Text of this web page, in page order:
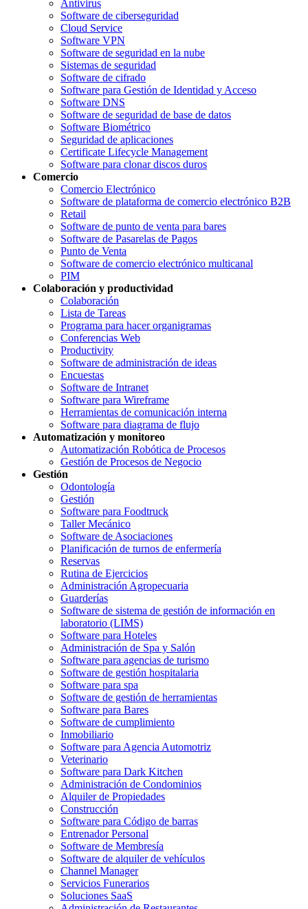
Antivirus
Software de ciberseguridad
Cloud Service
Software VPN
Software de seguridad en la nube
Sistemas de seguridad
Software de cifrado
Software para Gestión de Identidad y Acceso
Software DNS
Software de seguridad de base de datos
Software Biométrico
Seguridad de aplicaciones
Certificate Lifecycle Management
Software para clonar discos duros
Comercio
Comercio Electrónico
Software de plataforma de comercio electrónico B2B
Retail
Software de punto de venta para bares
Software de Pasarelas de Pagos
Punto de Venta
Software de comercio electrónico multicanal
PIM
Colaboración y productividad
Colaboración
Lista de Tareas
Programa para hacer organigramas
Conferencias Web
Productivity
Software de administración de ideas
Encuestas
Software de Intranet
Software para Wireframe
Herramientas de comunicación interna
Software para diagrama de flujo
Automatización y monitoreo
Automatización Robótica de Procesos
Gestión de Procesos de Negocio
Gestión
Odontología
Gestión
Software para Foodtruck
Taller Mecánico
Software de Asociaciones
Planificación de turnos de enfermería
Reservas
Rutina de Ejercicios
Administración Agropecuaria
Guarderías
Software de sistema de gestión de información en
laboratorio (LIMS)
Software para Hoteles
Administración de Spa y Salón
Software para agencias de turismo
Software de gestión hospitalaria
Software para spa
Software de gestión de herramientas
Software para Bares
Software de cumplimiento
Inmobiliario
Software para Agencia Automotriz
Veterinario
Software para Dark Kitchen
Administración de Condominios
Alquiler de Propiedades
Construcción
Software para Código de barras
Entrenador Personal
Software de Membresía
Software de alquiler de vehículos
Channel Manager
Servicios Funerarios
Soluciones SaaS